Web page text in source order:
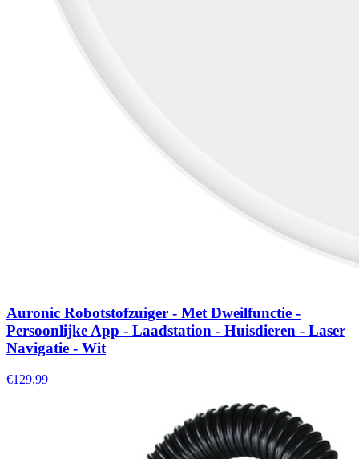
Auronic Robotstofzuiger - Met Dweilfunctie -
Persoonlijke App - Laadstation - Huisdieren - Laser
Navigatie - Wit
€129,99